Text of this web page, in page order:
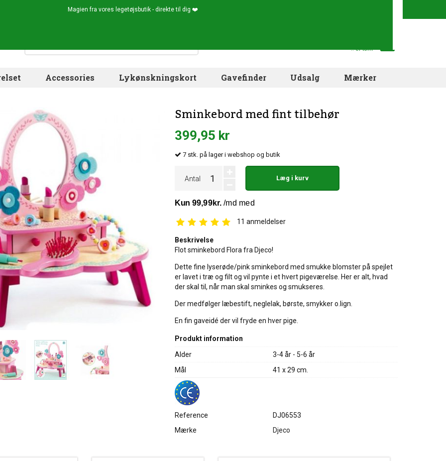
Magien fra vores legetøjsbutik - direkte til dig ❤️
.. er tom
Accessories Lykønskningskort Gavefinder Udsalg Mærker
Sminkebord med fint tilbehør
399,95 kr
7 stk. på lager i webshop og butik
Antal Læg i kurv
11 anmeldelser
Beskrivelse
Flot sminkebord Flora fra Djeco!
Dette fine lyserøde/pink sminkebord med smukke blomster på spejlet
er lavet i træ og filt og vil pynte i et hvert pigeværelse. Her er alt, hvad
der skal til, når man skal sminkes og smukseres.
Der medfølger læbestift, neglelak, børste, smykker o.lign.
En fin gaveidé der vil fryde en hver pige.
Produkt information
Alder
3-4 år - 5-6 år
Mål
41 x 29 cm.
Reference
DJ06553
Mærke
Djeco